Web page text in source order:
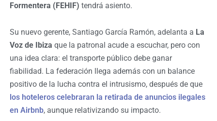
Formentera (FEHIF) tendrá asiento.
Su nuevo gerente, Santiago García Ramón, adelanta a La
Voz de Ibiza que la patronal acude a escuchar, pero con
una idea clara: el transporte público debe ganar
fiabilidad. La federación llega además con un balance
positivo de la lucha contra el intrusismo, después de que
los hoteleros celebraran la retirada de anuncios ilegales
en Airbnb, aunque relativizando su impacto.